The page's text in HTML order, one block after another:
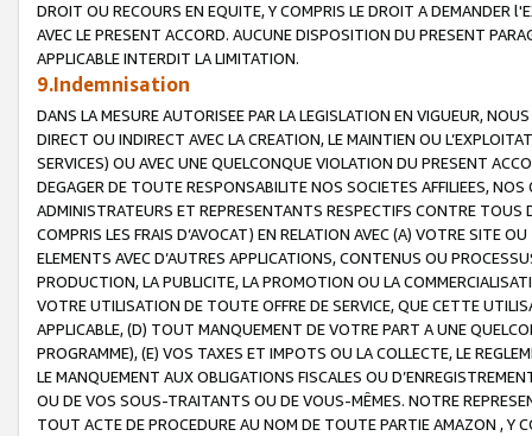
DROIT OU RECOURS EN EQUITE, Y COMPRIS LE DROIT A DEMANDER
AVEC LE PRESENT ACCORD. AUCUNE DISPOSITION DU PRESENT
APPLICABLE INTERDIT LA LIMITATION.
9.Indemnisation
DANS LA MESURE AUTORISEE PAR LA LEGISLATION EN VIGUEUR,
DIRECT OU INDIRECT AVEC LA CREATION, LE MAINTIEN OU
SERVICES) OU AVEC UNE QUELCONQUE VIOLATION DU PRESENT
DEGAGER DE TOUTE RESPONSABILITE NOS SOCIETES AFFILIEES,
ADMINISTRATEURS ET REPRESENTANTS RESPECTIFS CONTRE
COMPRIS LES FRAIS D’AVOCAT) EN RELATION AVEC (A) VOTRE SITE
ELEMENTS AVEC D’AUTRES APPLICATIONS, CONTENUS OU
PRODUCTION, LA PUBLICITE, LA PROMOTION OU LA
VOTRE UTILISATION DE TOUTE OFFRE DE SERVICE, QUE CETTE
APPLICABLE, (D) TOUT MANQUEMENT DE VOTRE PART A UNE
PROGRAMME), (E) VOS TAXES ET IMPOTS OU LA COLLECTE, LE
LE MANQUEMENT AUX OBLIGATIONS FISCALES OU
OU DE VOS SOUS-TRAITANTS OU DE VOUS-MÊMES. NOTRE
TOUT ACTE DE PROCEDURE AU NOM DE TOUTE PARTIE AMAZON , Y